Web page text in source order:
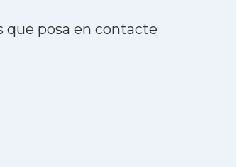
que posa en contacte